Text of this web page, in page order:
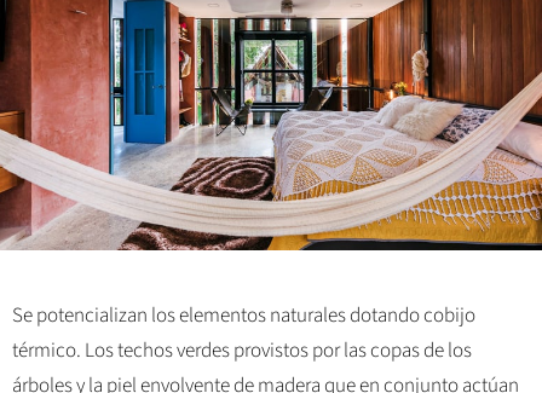
Se potencializan los elementos naturales dotando cobijo
térmico. Los techos verdes provistos por las copas de los
árboles y la piel envolvente de madera que en conjunto actúan